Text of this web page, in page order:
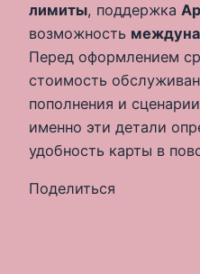
лимиты, поддержка
возможность
Перед оформлением
стоимость
пополнения и
именно эти детали
удобность карты в
Поделиться